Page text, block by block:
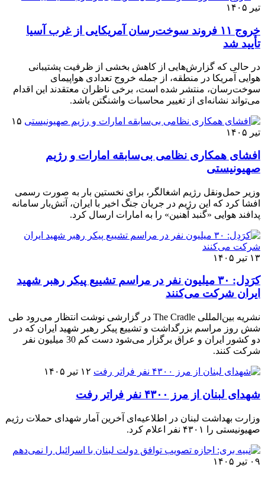
تیر ۱۴۰۵
خروج ۱۱ فروند سوخت‌رسان آمریکایی از غرب آسیا
تأیید شد
در حالی که گزارش‌هایی از کاهش بخشی از ظرفیت پشتیبانی
هوایی آمریکا در منطقه، از جمله خروج تعدادی هواپیمای
سوخت‌رسان، منتشر شده است، برخی ناظران معتقدند این اقدام
می‌تواند نشانه‌ای از تغییر محاسبات واشنگتن باشد.
۱۵
تیر ۱۴۰۵
افشای همکاری نظامی بی‌سابقه امارات و رژیم
صهیونیستی
وزیر حمل‌ونقل رژیم اشغالگر، برای نخستین بار به صورت رسمی
افشا کرد که این رژیم در جریان جنگ اخیر با ایران، آتش‌بار سامانه
پدافند هوایی «گنبد آهنین» را به امارات ارسال کرد.
۱۳ تیر ۱۴۰۵
کرَدِل: ۳۰ میلیون نفر در مراسم تشییع پیکر رهبر شهید
ایران شرکت می‌کنند
نشریه بین‌المللی The Cradle در گزارشی نوشت انتظار می‌رود طی
شش روز مراسم بزرگداشت و تشییع پیکر رهبر شهید ایران که در
دو کشور ایران و عراق برگزار می‌شود دست کم 30 میلیون نفر
شرکت کنند.
۱۲ تیر ۱۴۰۵
شهدای لبنان از مرز ۴۳۰۰ نفر فراتر رفت
وزارت بهداشت لبنان در اطلاعیه‌ای آخرین آمار شهدای حملات رژیم
صهیونیستی را ۴۳۰۱ نفر اعلام کرد.
۰۹ تیر ۱۴۰۵